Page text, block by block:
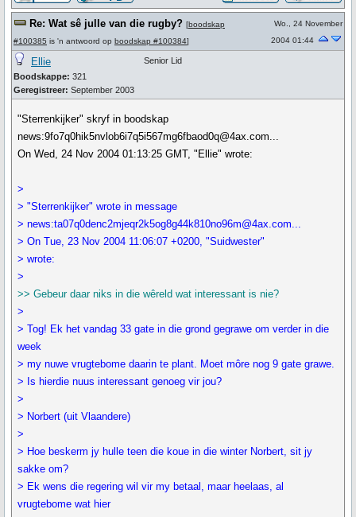
Re: Wat sê julle van die rugby? [boodskap
#100385 is 'n antwoord op boodskap #100384]
Wo., 24 November
2004 01:44
Ellie
Boodskappe: 321
Geregistreer: September 2003
Senior Lid
"Sterrenkijker" skryf in boodskap
news:9fo7q0hik5nvlob6i7q5i567mg6fbaod0q@4ax.com...
On Wed, 24 Nov 2004 01:13:25 GMT, "Ellie" wrote:
>
> "Sterrenkijker" wrote in message
> news:ta07q0denc2mjeqr2k5og8g44k810no96m@4ax.com...
> On Tue, 23 Nov 2004 11:06:07 +0200, "Suidwester"
> wrote:
>
>> Gebeur daar niks in die wêreld wat interessant is nie?
>
> Tog! Ek het vandag 33 gate in die grond gegrawe om verder in die
week
> my nuwe vrugtebome daarin te plant. Moet môre nog 9 gate grawe.
> Is hierdie nuus interessant genoeg vir jou?
>
> Norbert (uit Vlaandere)
>
> Hoe beskerm jy hulle teen die koue in die winter Norbert, sit jy
sakke om?
> Ek wens die regering wil vir my betaal, maar heelaas, al
vrugtebome wat hier